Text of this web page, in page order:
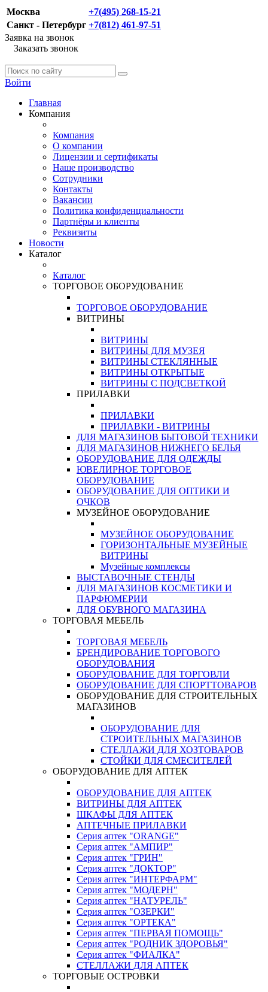
Москва
+7(495) 268-15-21
Санкт - Петербург +7(812) 461-97-51
Заявка на звонок
Заказать звонок
Войти
Главная
Компания
Компания
О компании
Лицензии и сертификаты
Наше производство
Сотрудники
Контакты
Вакансии
Политика конфиденциальности
Партнёры и клиенты
Реквизиты
Новости
Каталог
Каталог
ТОРГОВОЕ ОБОРУДОВАНИЕ
ТОРГОВОЕ ОБОРУДОВАНИЕ
ВИТРИНЫ
ВИТРИНЫ
ВИТРИНЫ ДЛЯ МУЗЕЯ
ВИТРИНЫ СТЕКЛЯННЫЕ
ВИТРИНЫ ОТКРЫТЫЕ
ВИТРИНЫ С ПОДСВЕТКОЙ
ПРИЛАВКИ
ПРИЛАВКИ
ПРИЛАВКИ - ВИТРИНЫ
ДЛЯ МАГАЗИНОВ БЫТОВОЙ ТЕХНИКИ
ДЛЯ МАГАЗИНОВ НИЖНЕГО БЕЛЬЯ
ОБОРУДОВАНИЕ ДЛЯ ОДЕЖДЫ
ЮВЕЛИРНОЕ ТОРГОВОЕ
ОБОРУДОВАНИЕ
ОБОРУДОВАНИЕ ДЛЯ ОПТИКИ И
ОЧКОВ
МУЗЕЙНОЕ ОБОРУДОВАНИЕ
МУЗЕЙНОЕ ОБОРУДОВАНИЕ
ГОРИЗОНТАЛЬНЫЕ МУЗЕЙНЫЕ
ВИТРИНЫ
Музейные комплексы
ВЫСТАВОЧНЫЕ СТЕНДЫ
ДЛЯ МАГАЗИНОВ КОСМЕТИКИ И
ПАРФЮМЕРИИ
ДЛЯ ОБУВНОГО МАГАЗИНА
ТОРГОВАЯ МЕБЕЛЬ
ТОРГОВАЯ МЕБЕЛЬ
БРЕНДИРОВАНИЕ ТОРГОВОГО
ОБОРУДОВАНИЯ
ОБОРУДОВАНИЕ ДЛЯ ТОРГОВЛИ
ОБОРУДОВАНИЕ ДЛЯ СПОРТТОВАРОВ
ОБОРУДОВАНИЕ ДЛЯ СТРОИТЕЛЬНЫХ
МАГАЗИНОВ
ОБОРУДОВАНИЕ ДЛЯ
СТРОИТЕЛЬНЫХ МАГАЗИНОВ
СТЕЛЛАЖИ ДЛЯ ХОЗТОВАРОВ
СТОЙКИ ДЛЯ СМЕСИТЕЛЕЙ
ОБОРУДОВАНИЕ ДЛЯ АПТЕК
ОБОРУДОВАНИЕ ДЛЯ АПТЕК
ВИТРИНЫ ДЛЯ АПТЕК
ШКАФЫ ДЛЯ АПТЕК
АПТЕЧНЫЕ ПРИЛАВКИ
Серия аптек "ORANGE"
Серия аптек "АМПИР"
Серия аптек "ГРИН"
Серия аптек "ДОКТОР"
Серия аптек "ИНТЕРФАРМ"
Серия аптек "МОДЕРН"
Серия аптек "НАТУРЕЛЬ"
Серия аптек "ОЗЕРКИ"
Серия аптек "ОРТЕКА"
Серия аптек "ПЕРВАЯ ПОМОЩЬ"
Серия аптек "РОДНИК ЗДОРОВЬЯ"
Серия аптек "ФИАЛКА"
СТЕЛЛАЖИ ДЛЯ АПТЕК
ТОРГОВЫЕ ОСТРОВКИ